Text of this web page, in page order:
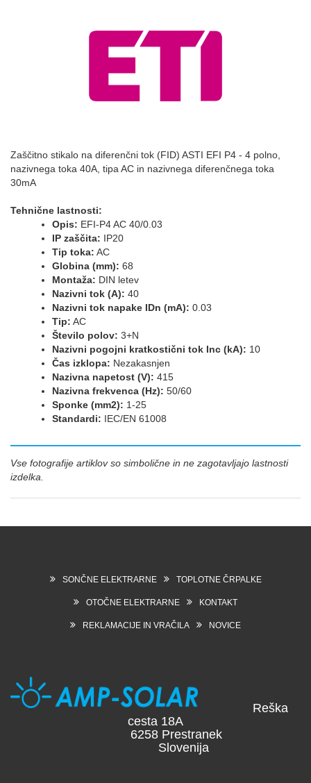
Zaščitno stikalo na diferenčni tok (FID) ASTI EFI P4 - 4 polno,
nazivnega toka 40A, tipa AC in nazivnega diferenčnega toka
30mA
Tehnične lastnosti:
Opis: EFI-P4 AC 40/0.03
IP zaščita: IP20
Tip toka: AC
Globina (mm): 68
Montaža: DIN letev
Nazivni tok (A): 40
Nazivni tok napake IDn (mA): 0.03
Tip: AC
Število polov: 3+N
Nazivni pogojni kratkostični tok Inc (kA): 10
Čas izklopa: Nezakasnjen
Nazivna napetost (V): 415
Nazivna frekvenca (Hz): 50/60
Sponke (mm2): 1-25
Standardi: IEC/EN 61008
Vse fotografije artiklov so simbolične in ne zagotavljajo lastnosti
izdelka.
SONČNE ELEKTRARNE TOPLOTNE ČRPALKE
OTOČNE ELEKTRARNE KONTAKT
REKLAMACIJE IN VRAČILA NOVICE
Reška
cesta 18A
6258 Prestranek
Slovenija